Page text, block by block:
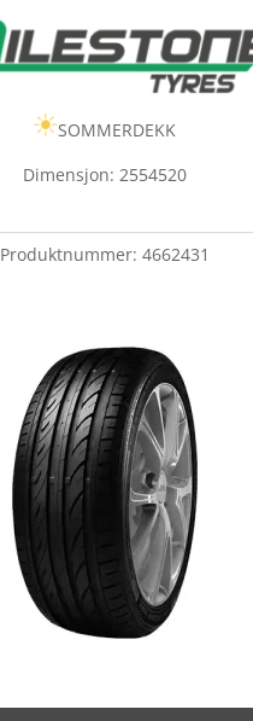
SOMMERDEKK
Dimensjon: 2554520
Produktnummer: 4662431